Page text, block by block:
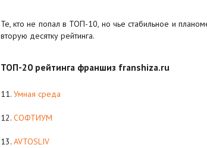
Те, кто не попал в ТОП-10, но чье стабильное и
вторую десятку рейтинга.
ТОП-20 рейтинга франшиз franshiza.ru
11. Умная среда
12. СОФТИУМ
13. AVTOSLIV